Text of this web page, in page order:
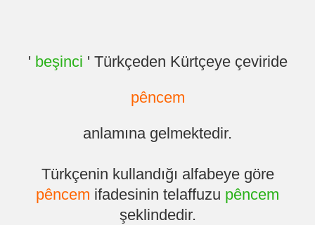
' beşinci ' Türkçeden Kürtçeye çeviride
pêncem
anlamına gelmektedir.
Türkçenin kullandığı alfabeye göre
pêncem ifadesinin telaffuzu pêncem
şeklindedir.